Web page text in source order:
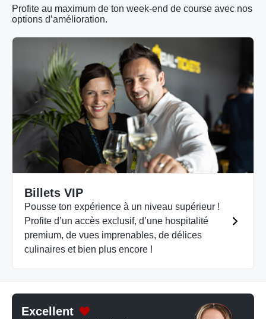
Profite au maximum de ton week-end de course avec nos
options d’amélioration.
Billets VIP
Pousse ton expérience à un niveau supérieur !
Profite d’un accès exclusif, d’une hospitalité
premium, de vues imprenables, de délices
culinaires et bien plus encore !
Excellent